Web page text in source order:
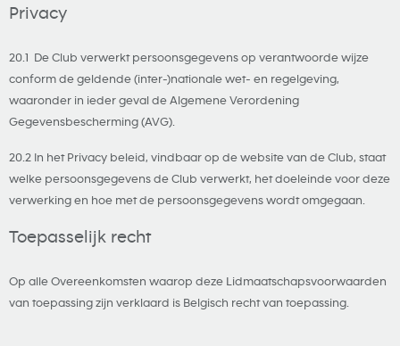
Privacy
20.1 De Club verwerkt persoonsgegevens op verantwoorde wijze
conform de geldende (inter-)nationale wet- en regelgeving,
waaronder in ieder geval de Algemene Verordening
Gegevensbescherming (AVG).
20.2 In het Privacy beleid, vindbaar op de website van de Club, staat
welke persoonsgegevens de Club verwerkt, het doeleinde voor deze
verwerking en hoe met de persoonsgegevens wordt omgegaan.
Toepasselijk recht
Op alle Overeenkomsten waarop deze Lidmaatschapsvoorwaarden
van toepassing zijn verklaard is Belgisch recht van toepassing.